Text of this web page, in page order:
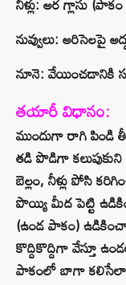
నువ్వులు: అరిసెలపై
నూనె: వేయించడానికి
తయారీ విధానం:
ముందుగా రాగి పిండి
తడి పొడిగా
బెల్లం, నీళ్లు పోసి
పొయ్యి మీద పెట్టి
(ఉండ పాకం)
కొద్దికొద్దిగా వేస్తూ
పాకంలో బాగా